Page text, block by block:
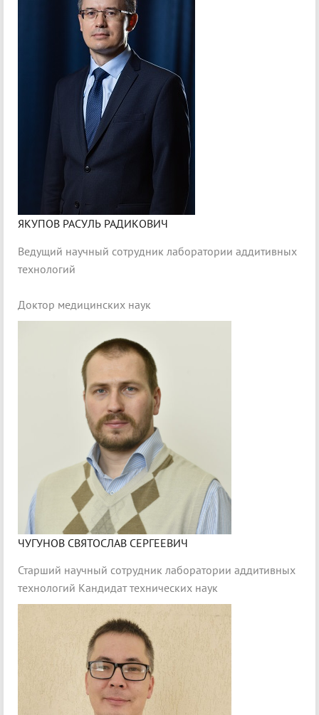
ЯКУПОВ РАСУЛЬ РАДИКОВИЧ
Ведущий научный сотрудник лаборатории аддитивных
технологий
Доктор медицинских наук
ЧУГУНОВ СВЯТОСЛАВ СЕРГЕЕВИЧ
Старший научный сотрудник лаборатории аддитивных
технологий Кандидат технических наук